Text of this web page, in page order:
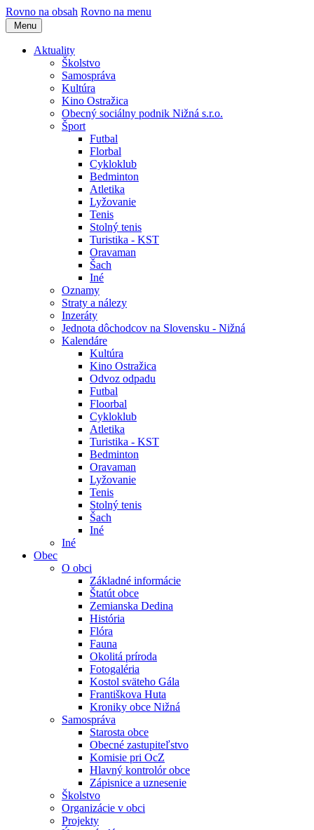
Rovno na obsah Rovno na menu
Menu
Aktuality
Školstvo
Samospráva
Kultúra
Kino Ostražica
Obecný sociálny podnik Nižná s.r.o.
Šport
Futbal
Florbal
Cykloklub
Bedminton
Atletika
Lyžovanie
Tenis
Stolný tenis
Turistika - KST
Oravaman
Šach
Iné
Oznamy
Straty a nálezy
Inzeráty
Jednota dôchodcov na Slovensku - Nižná
Kalendáre
Kultúra
Kino Ostražica
Odvoz odpadu
Futbal
Floorbal
Cykloklub
Atletika
Turistika - KST
Bedminton
Oravaman
Lyžovanie
Tenis
Stolný tenis
Šach
Iné
Iné
Obec
O obci
Základné informácie
Štatút obce
Zemianska Dedina
História
Flóra
Fauna
Okolitá príroda
Fotogaléria
Kostol sväteho Gála
Františkova Huta
Kroniky obce Nižná
Samospráva
Starosta obce
Obecné zastupiteľstvo
Komisie pri OcZ
Hlavný kontrolór obce
Zápisnice a uznesenie
Školstvo
Organizácie v obci
Projekty